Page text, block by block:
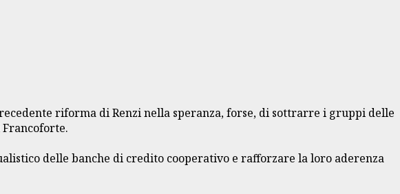
riforma di Renzi nella speranza, forse, di sottrarre i gruppi delle
delle banche di credito cooperativo e rafforzare la loro aderenza